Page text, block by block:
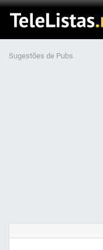
Sugestões de Pubs